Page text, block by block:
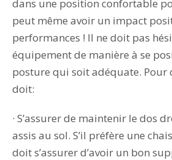
dans une position confortable
peut même avoir un impact
performances ! Il ne doit pas
équipement de manière à se
posture qui soit adéquate. Pour
doit:
· S’assurer de maintenir le dos
assis au sol. S’il préfère une
doit s’assurer d’avoir un bon